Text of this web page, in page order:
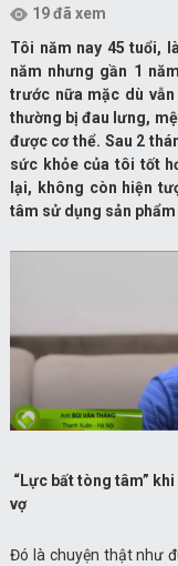
19 đã xem
Tôi năm nay 45 tuổi,
năm nhưng gần 1
trước nữa mặc dù vẫn
thường bị đau lưng,
được cơ thể. Sau 2
sức khỏe của tôi tốt
lại, không còn hiện
tâm sử dụng sản
“Lực bất tòng tâm”
vợ
Đó là chuyện thật như